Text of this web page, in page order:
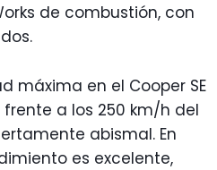
de combustión, con
máxima en el Cooper SE
frente a los 250 km/h del
abismal. En
es excelente,